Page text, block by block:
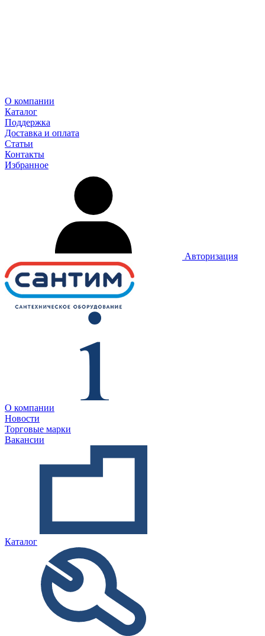
О компании
Каталог
Поддержка
Доставка и оплата
Статьи
Контакты
Избранное
Авторизация
О компании
Новости
Торговые марки
Вакансии
Каталог